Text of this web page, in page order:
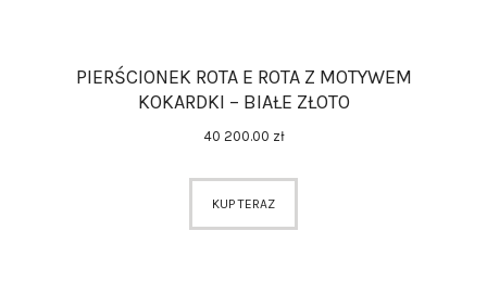
PIERŚCIONEK ROTA E ROTA Z MOTYWEM
KOKARDKI – BIAŁE ZŁOTO
40 200.00 zł
KUP TERAZ